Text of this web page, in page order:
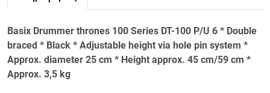
Basix Drummer thrones 100 Series DT-100 P/U 6 * Double
braced * Black * Adjustable height via hole pin system *
Approx. diameter 25 cm * Height approx. 45 cm/59 cm *
Approx. 3,5 kg